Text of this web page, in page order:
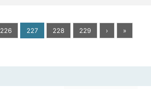
226 227 228 229 › »